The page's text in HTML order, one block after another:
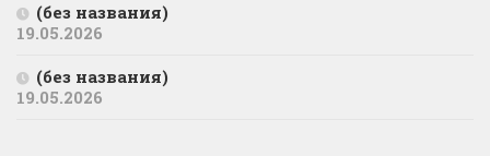
(без названия)
19.05.2026
(без названия)
19.05.2026